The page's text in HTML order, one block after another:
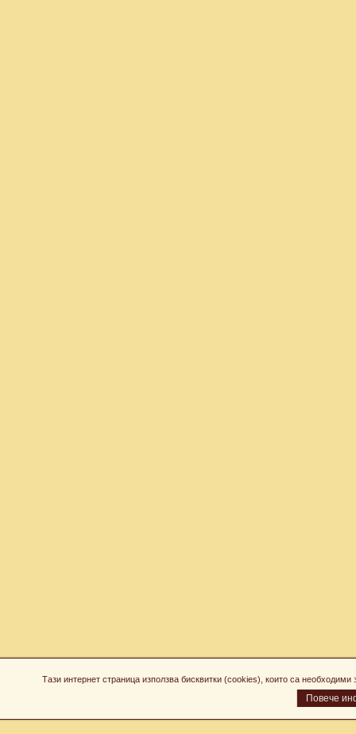
Тази интернет страница използва бисквитки (cookies), които са
Повече